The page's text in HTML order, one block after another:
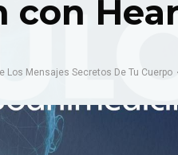
con
Los Mensajes Secretos De Tu Cuerpo